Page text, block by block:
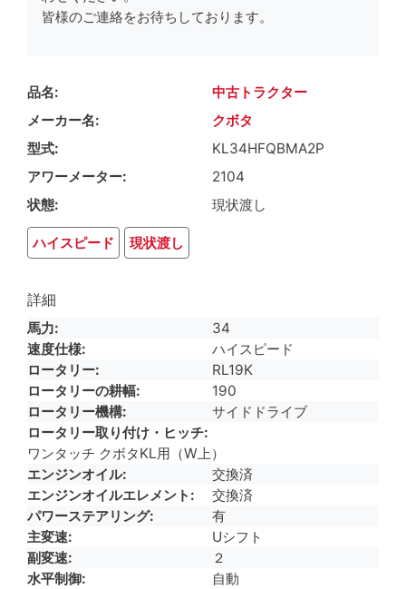
皆様のご連絡をお待ちしております。
品名
中古トラクター
メーカー名
クボタ
型式
KL34HFQBMA2P
アワーメーター
2104
状態
現状渡し
ハイスピード 現状渡し
詳細
馬力
34
速度仕様
ハイスピード
ロータリー
RL19K
ロータリーの耕幅
190
ロータリー機構
サイドドライブ
ロータリー取り付け・ヒッチ
ワンタッチ クボタKL用（W上）
エンジンオイル
交換済
エンジンオイルエレメント
交換済
パワーステアリング
有
主変速
Uシフト
副変速
２
水平制御
自動